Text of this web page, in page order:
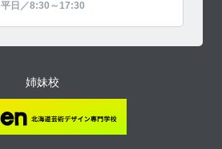
平日／8:30～17:30
姉妹校